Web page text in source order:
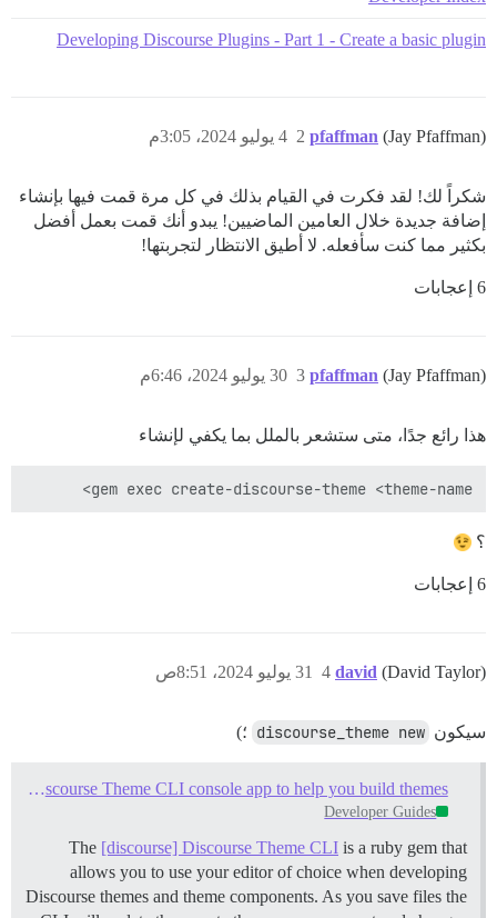
Developing Discourse Plugins - Part 1 - Create a basic plugin
pfaffman (Jay Pfaffman) 4 يوليو 2024، 3:05م 2
شكراً لك! لقد فكرت في القيام بذلك في كل مرة قمت فيها بإنشاء
إضافة جديدة خلال العامين الماضيين! يبدو أنك قمت بعمل أفضل
بكثير مما كنت سأفعله. لا أطيق الانتظار لتجربتها!
6 إعجابات
pfaffman (Jay Pfaffman) 30 يوليو 2024، 6:46م 3
هذا رائع جدًا، متى ستشعر بالملل بما يكفي لإنشاء
gem exec create-discourse-theme <theme-name>
؟
6 إعجابات
david (David Taylor) 31 يوليو 2024، 8:51ص 4
سيكون discourse_theme new ؛)
Install the Discourse Theme CLI console app to help you build themes
Developer Guides
The [discourse] Discourse Theme CLI is a ruby gem that
allows you to use your editor of choice when developing
Discourse themes and theme components. As you save files the